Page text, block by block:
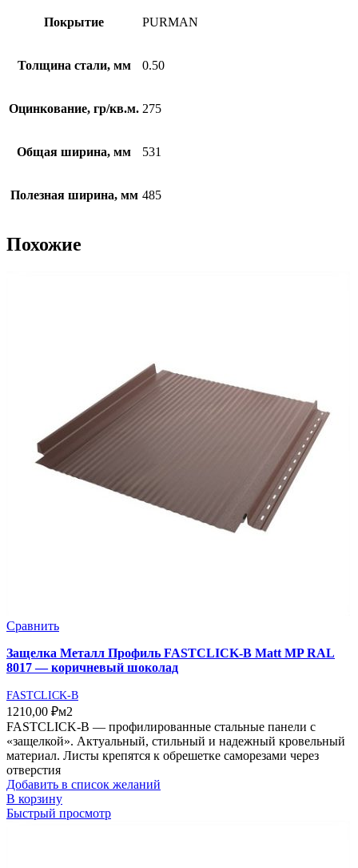
Покрытие PURMAN
Толщина стали, мм 0.50
Оцинкование, гр/кв.м. 275
Общая ширина, мм 531
Полезная ширина, мм 485
Похожие
Сравнить
Защелка Металл Профиль FASTCLICK-В Matt MP RAL
8017 — коричневый шоколад
FASTCLICK-B
1210,00 ₽м2
FASTCLICK-В — профилированные стальные панели с
«защелкой». Актуальный, стильный и надежный кровельный
материал. Листы крепятся к обрешетке саморезами через
отверстия
Добавить в список желаний
В корзину
Быстрый просмотр